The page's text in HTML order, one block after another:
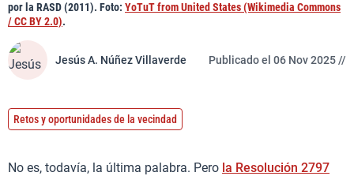
por la RASD (2011). Foto: YoTuT from United States (Wikimedia Commons
/ CC BY 2.0).
Jesús A. Núñez Villaverde Publicado el 06 Nov 2025 //
Retos y oportunidades de la vecindad
No es, todavía, la última palabra. Pero la Resolución 2797